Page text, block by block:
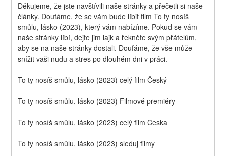
Děkujeme, že jste navštívili naše stránky a přečetli si naše
články. Doufáme, že se vám bude líbit film To ty nosíš
smůlu, lásko (2023), který vám nabízíme. Pokud se vám
naše stránky líbí, dejte jim lajk a řekněte svým přátelům,
aby se na naše stránky dostali. Doufáme, že vše může
snížit vaši nudu a stres po dlouhém dni v práci.
To ty nosíš smůlu, lásko (2023) celý film Český
To ty nosíš smůlu, lásko (2023) Filmové premiéry
To ty nosíš smůlu, lásko (2023) celý film Česka
To ty nosíš smůlu, lásko (2023) sleduj filmy